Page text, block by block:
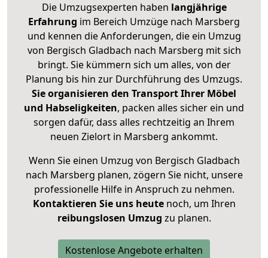
Die Umzugsexperten haben langjährige
Erfahrung im Bereich Umzüge nach Marsberg
und kennen die Anforderungen, die ein Umzug
von Bergisch Gladbach nach Marsberg mit sich
bringt. Sie kümmern sich um alles, von der
Planung bis hin zur Durchführung des Umzugs.
Sie organisieren den Transport Ihrer Möbel
und Habseligkeiten, packen alles sicher ein und
sorgen dafür, dass alles rechtzeitig an Ihrem
neuen Zielort in Marsberg ankommt.
Wenn Sie einen Umzug von Bergisch Gladbach
nach Marsberg planen, zögern Sie nicht, unsere
professionelle Hilfe in Anspruch zu nehmen.
Kontaktieren Sie uns heutenoch, um Ihren
reibungslosen Umzug zu planen.
Kostenlose Angebote erhalten